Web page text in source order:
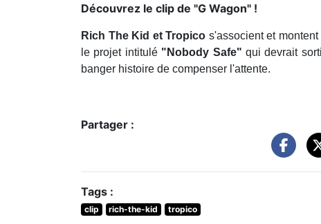
Découvrez le clip de "G Wagon" !
Rich The Kid et Tropico s'associent et
le projet intitulé "Nobody Safe" qui devrait
banger histoire de compenser l'attente.
Partager :
Tags :
clip rich-the-kid tropico